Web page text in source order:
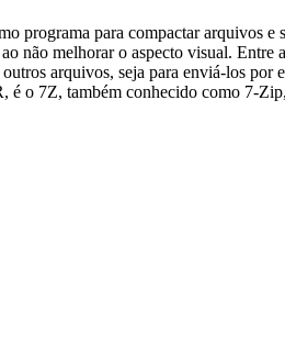
programa para compactar arquivos e
não melhorar o aspecto visual.
arquivos, seja para enviá-los por
é o 7Z, também conhecido como 7-